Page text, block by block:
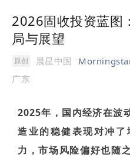
2026固收投资蓝图
局与展望
原创 晨星中国
广东
2025年，国内经济在波
造业的稳健表现对冲
力，市场风险偏好也随